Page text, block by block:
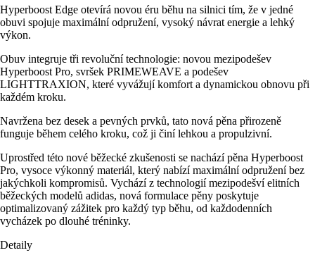
Hyperboost Edge otevírá novou éru běhu na silnici tím, že v jedné
obuvi spojuje maximální odpružení, vysoký návrat energie a lehký
výkon.
Obuv integruje tři revoluční technologie: novou mezipodešev
Hyperboost Pro, svršek PRIMEWEAVE a podešev
LIGHTTRAXION, které vyvážují komfort a dynamickou obnovu při
každém kroku.
Navržena bez desek a pevných prvků, tato nová pěna přirozeně
funguje během celého kroku, což ji činí lehkou a propulzivní.
Uprostřed této nové běžecké zkušenosti se nachází pěna Hyperboost
Pro, vysoce výkonný materiál, který nabízí maximální odpružení bez
jakýchkoli kompromisů. Vychází z technologií mezipodešví elitních
běžeckých modelů adidas, nová formulace pěny poskytuje
optimalizovaný zážitek pro každý typ běhu, od každodenních
vycházek po dlouhé tréninky.
Detaily